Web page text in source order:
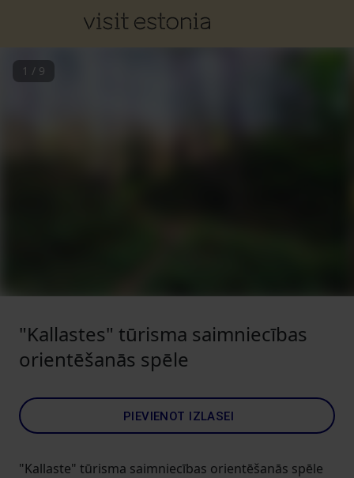
1 / 9
"Kallastes" tūrisma saimniecības
orientēšanās spēle
PIEVIENOT IZLASEI
"Kallaste" tūrisma saimniecības orientēšanās spēle